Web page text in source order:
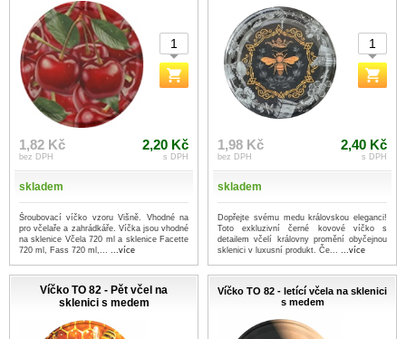
1,82 Kč
bez DPH
2,20 Kč
s DPH
skladem
Šroubovací víčko vzoru Višně. Vhodné na
pro včelaře a zahrádkáře. Víčka jsou vhodné
na sklenice Včela 720 ml a sklenice Facette
720 ml, Fass 720 ml,... ...více
1,98 Kč
bez DPH
2,40 Kč
s DPH
skladem
Dopřejte svému medu královskou eleganci!
Toto exkluzivní černé kovové víčko s
detailem včelí královny promění obyčejnou
sklenici v luxusní produkt. Če... ...více
Víčko TO 82 - Pět včel na
sklenici s medem
Víčko TO 82 - letící včela na sklenici
s medem